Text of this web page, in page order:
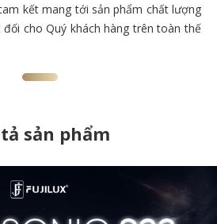
kết mang tới sản phẩm chất lượng
cho Quý khách hàng trên toàn thế
sản phẩm